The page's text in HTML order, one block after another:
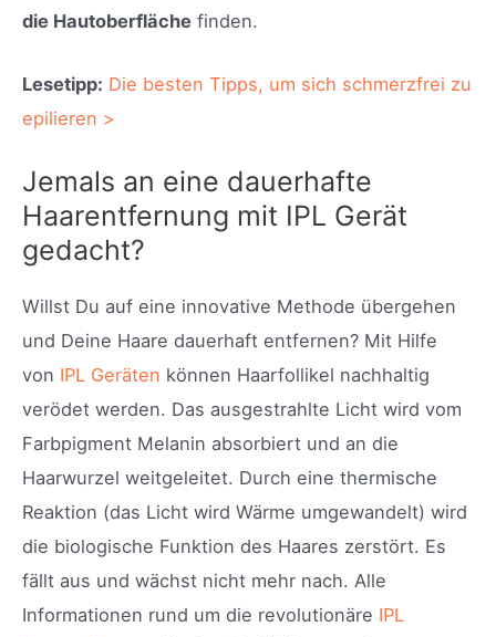
die Hautoberfläche finden.
Lesetipp: Die besten Tipps, um sich schmerzfrei zu
epilieren >
Jemals an eine dauerhafte
Haarentfernung mit IPL Gerät
gedacht?
Willst Du auf eine innovative Methode übergehen
und Deine Haare dauerhaft entfernen? Mit Hilfe
von IPL Geräten können Haarfollikel nachhaltig
verödet werden. Das ausgestrahlte Licht wird vom
Farbpigment Melanin absorbiert und an die
Haarwurzel weitgeleitet. Durch eine thermische
Reaktion (das Licht wird Wärme umgewandelt) wird
die biologische Funktion des Haares zerstört. Es
fällt aus und wächst nicht mehr nach. Alle
Informationen rund um die revolutionäre IPL